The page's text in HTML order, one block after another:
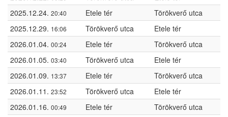
2025.12.24. 20:40 Etele tér
Törökverő utca
2025.12.29. 16:06 Törökverő utca
Etele tér
2026.01.04. 00:24 Etele tér
Törökverő utca
2026.01.05. 03:40 Törökverő utca
Etele tér
2026.01.09. 13:37 Etele tér
Törökverő utca
2026.01.11. 23:52 Törökverő utca
Etele tér
2026.01.16. 00:49 Etele tér
Törökverő utca